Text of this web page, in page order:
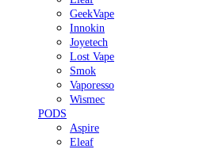
GeekVape
Innokin
Joyetech
Lost Vape
Smok
Vaporesso
Wismec
PODS
Aspire
Eleaf